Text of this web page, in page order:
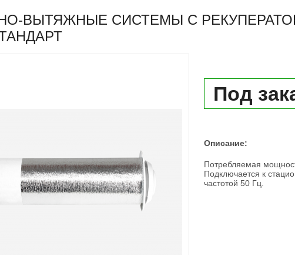
ВЫТЯЖНЫЕ СИСТЕМЫ С
Под
Описание:
Потребляемая
Подключается к
частотой 50 Гц.